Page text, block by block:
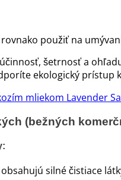
použiť na
šetrnosť a
ekologický prístup
mliekom Lavender
(bežných
silné čistiace